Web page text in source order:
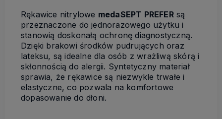
Rękawice nitrylowe medaSEPT PREFERsą
przeznaczone do jednorazowego użytku i
stanowią doskonałą ochronę diagnostyczną.
Dzięki brakowi środków pudrujących oraz
lateksu, są idealne dla osób z wrażliwą skórą i
skłonnością do alergii. Syntetyczny materiał
sprawia, że rękawice są niezwykle trwałe i
elastyczne, co pozwala na komfortowe
dopasowanie do dłoni.